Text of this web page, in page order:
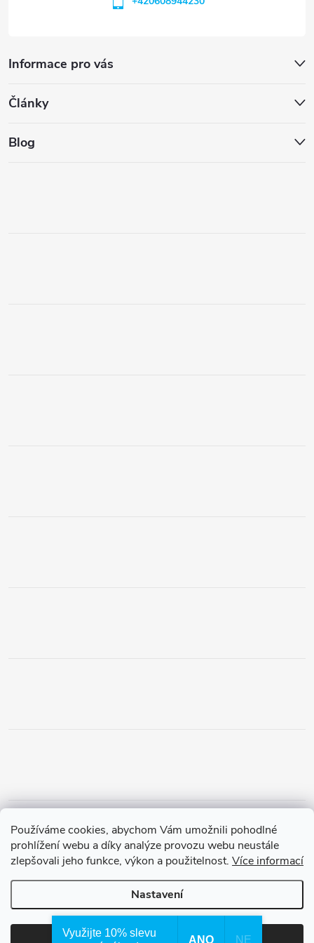
Používáme cookies, abychom Vám umožnili pohodlné
prohlížení webu a díky analýze provozu webu neustále
zlepšovali jeho funkce, výkon a použitelnost. Více informací
Nastavení
Informace pro vás
Články
Blog
Zásady ochrany osobních údajů
Doprava a platba Tříletá záruka
Copyright 2026Waterfilter.cz . Všechna práva vyhrazena.
Využijte 10% slevu
ANO NE